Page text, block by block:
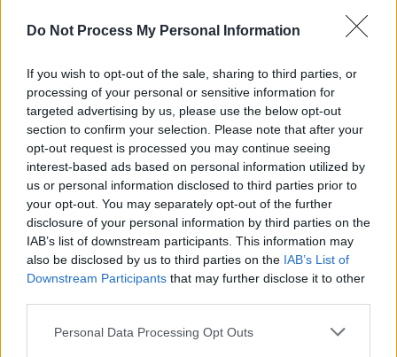
Do Not Process My Personal Information
If you wish to opt-out of the sale, sharing to third parties, or
processing of your personal or sensitive information for
targeted advertising by us, please use the below opt-out
section to confirm your selection. Please note that after your
opt-out request is processed you may continue seeing
interest-based ads based on personal information utilized by
us or personal information disclosed to third parties prior to
your opt-out. You may separately opt-out of the further
disclosure of your personal information by third parties on the
IAB’s list of downstream participants. This information may
also be disclosed by us to third parties on the IAB’s List of
Downstream Participants that may further disclose it to other
Personal Data Processing Opt Outs
-
07:55
So
16.8.
-
17:30
Sweethearts
Nach einem misslungenen Raub muss sich Mel mit
Franny...
Sweethearts
Spielfilm/ Actionkomödie
Die Gänsemagd
Mädchen allerdings alleine machen, denn ihre kranke...